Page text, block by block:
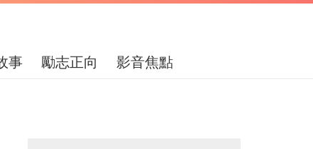
事 勵志正向 影音焦點